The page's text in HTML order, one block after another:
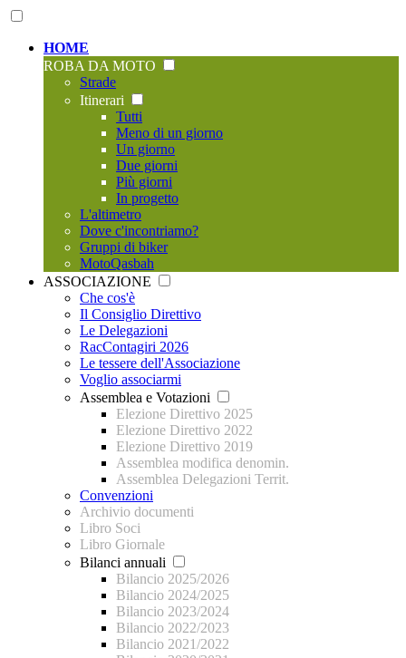
HOME
ROBA DA MOTO
Strade
Itinerari
Tutti
Meno di un giorno
Un giorno
Due giorni
Più giorni
In progetto
L'altimetro
Dove c'incontriamo?
Gruppi di biker
MotoQasbah
ASSOCIAZIONE
Che cos'è
Il Consiglio Direttivo
Le Delegazioni
RacContagiri 2026
Le tessere dell'Associazione
Voglio associarmi
Assemblea e Votazioni
Elezione Direttivo 2025
Elezione Direttivo 2022
Elezione Direttivo 2019
Assemblea modifica denomin.
Assemblea Delegazioni Territ.
Convenzioni
Archivio documenti
Libro Soci
Libro Giornale
Bilanci annuali
Bilancio 2025/2026
Bilancio 2024/2025
Bilancio 2023/2024
Bilancio 2022/2023
Bilancio 2021/2022